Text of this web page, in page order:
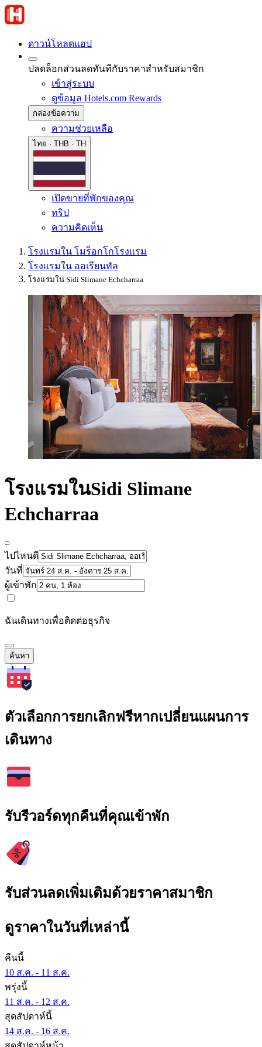
ดาวน์โหลดแอป
ปลดล็อกส่วนลดทันทีกับราคาสำหรับสมาชิก
เข้าสู่ระบบ
ดูข้อมูล Hotels.com Rewards
กล่องข้อความ
ความช่วยเหลือ
ไทย · THB · TH
เปิดขายที่พักของคุณ
ทริป
ความคิดเห็น
โรงแรมใน โมร็อกโกโรงแรม
โรงแรมใน ออเรียนทัล
โรงแรมใน Sidi Slimane Echcharraa
โรงแรมในSidi Slimane
Echcharraa
ไปไหนดี
วันที่
ผู้เข้าพัก
ฉันเดินทางเพื่อติดต่อธุรกิจ
ค้นหา
ตัวเลือกการยกเลิกฟรีหากเปลี่ยนแผนการ
เดินทาง
รับรีวอร์ดทุกคืนที่คุณเข้าพัก
รับส่วนลดเพิ่มเติมด้วยราคาสมาชิก
ดูราคาในวันที่เหล่านี้
คืนนี้
10 ส.ค. - 11 ส.ค.
พรุ่งนี้
11 ส.ค. - 12 ส.ค.
สุดสัปดาห์นี้
14 ส.ค. - 16 ส.ค.